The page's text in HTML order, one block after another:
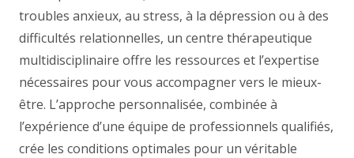
troubles anxieux, au stress, à la dépression ou à des
difficultés relationnelles, un centre thérapeutique
multidisciplinaire offre les ressources et l’expertise
nécessaires pour vous accompagner vers le mieux-
être. L’approche personnalisée, combinée à
l’expérience d’une équipe de professionnels qualifiés,
crée les conditions optimales pour un véritable